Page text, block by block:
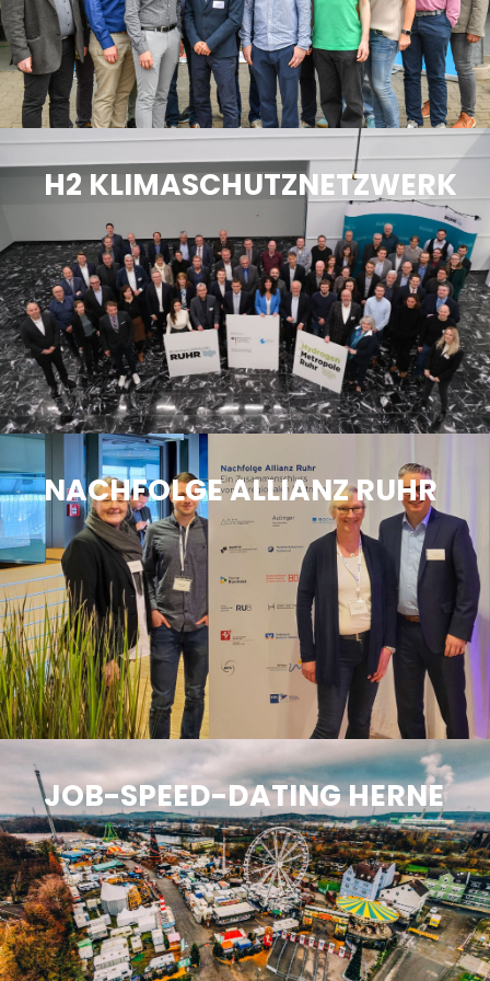
H2 KLIMASCHUTZNETZWERK
NACHFOLGE ALLIANZ RUHR
JOB-SPEED-DATING HERNE